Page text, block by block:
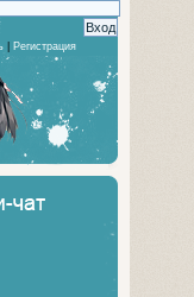
| Регистрация